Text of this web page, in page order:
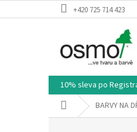
na
+420 725 714 423
10% sleva po
Domů BARVY NA